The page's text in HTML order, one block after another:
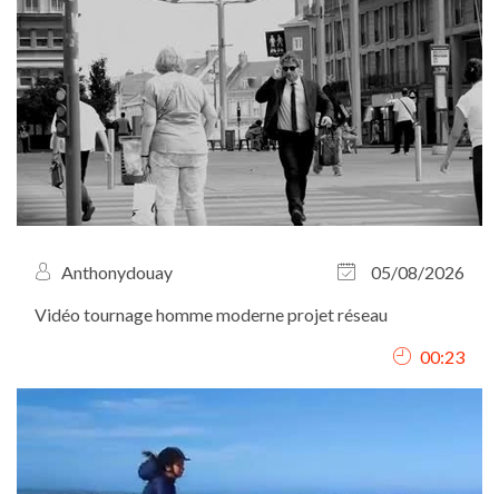
Anthonydouay
05/08/2026
Vidéo tournage homme moderne projet réseau
00:23